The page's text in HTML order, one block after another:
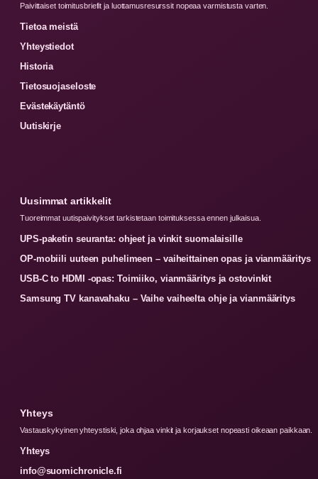
Paivittaiset toimitusbriefit ja luottamusresurssit nopeaa varmistusta varten.
Tietoa meistä
Yhteystiedot
Historia
Tietosuojaseloste
Evästekäytäntö
Uutiskirje
Uusimmat artikkelit
Tuoreimmat uutispaivitykset tarkistetaan toimituksessa ennen julkaisua.
UPS-paketin seuranta: ohjeet ja vinkit suomalaisille
OP-mobiili uuteen puhelimeen – vaiheittainen opas ja vianmääritys
USB-C to HDMI -opas: Toimiiko, vianmääritys ja ostovinkit
Samsung TV kanavahaku – Vaihe vaiheelta ohje ja vianmääritys
Yhteys
Vastauskykyinen yhteystiski, joka ohjaa vinkit ja korjaukset nopeasti oikeaan paikkaan.
Yhteys
info@suomichronicle.fi